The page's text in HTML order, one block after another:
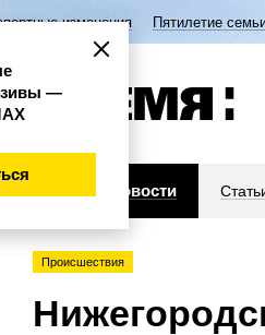
изменения Пятилетие
Новости
Происшествия
—